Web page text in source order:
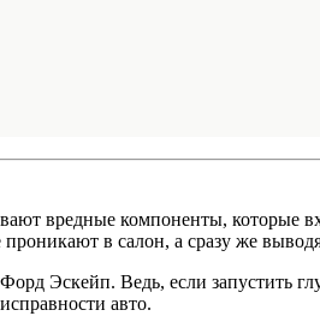
вредные компоненты, которые
в салон, а сразу же
Эскейп. Ведь, если запустить
авто.